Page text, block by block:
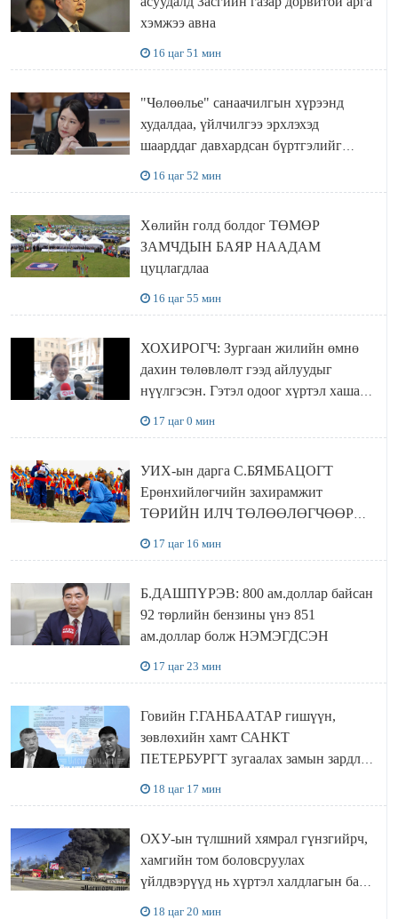
хэмжээ авна
16 цаг 51 мин
"Чөлөөлье" санаачилгын хүрээнд
худалдаа, үйлчилгээ эрхлэхэд
шаарддаг давхардсан бүртгэлийг
16 цаг 52 мин
Хөлийн голд болдог ТӨМӨР
ЗАМЧДЫН БАЯР НААДАМ
цуцлагдлаа
16 цаг 55 мин
ХОХИРОГЧ: Зургаан жилийн өмнө
дахин төлөвлөлт гээд айлуудыг
нүүлгэсэн. Гэтэл одоог хүртэл хашаа
17 цаг 0 мин
УИХ-ын дарга С.БЯМБАЦОГТ
Ерөнхийлөгчийн захирамжит
ТӨРИЙН ИЛЧ ТӨЛӨӨЛӨГЧӨӨР
17 цаг 16 мин
Б.ДАШПҮРЭВ: 800 ам.доллар байсан
92 төрлийн бензины үнэ 851
ам.доллар болж НЭМЭГДСЭН
17 цаг 23 мин
Говийн Г.ГАНБААТАР гишүүн,
зөвлөхийн хамт САНКТ
ПЕТЕРБУРГТ зугаалах замын зардлаа
18 цаг 17 мин
ОХУ-ын түлшний хямрал гүнзгийрч,
хамгийн том боловсруулах
үйлдвэрүүд нь хүртэл халдлагын бай
18 цаг 20 мин